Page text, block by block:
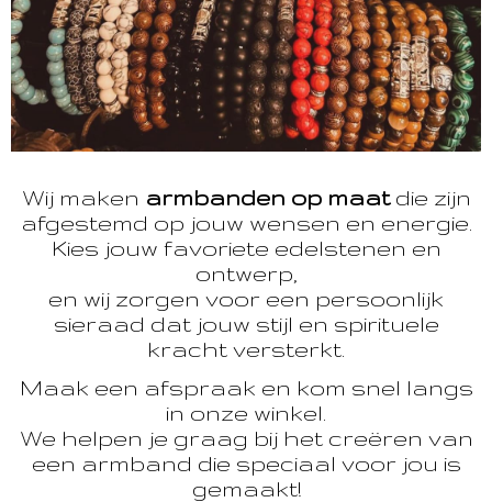
Wij maken armbanden op maatdie zijn
afgestemd op jouw wensen en energie.
Kies jouw favoriete edelstenen en
ontwerp,
en wij zorgen voor een persoonlijk
sieraad dat jouw stijl en spirituele
kracht versterkt.
Maak een afspraak en kom snel langs
in onze winkel.
We helpen je graag bij het creëren van
een armband die speciaal voor jou is
gemaakt!